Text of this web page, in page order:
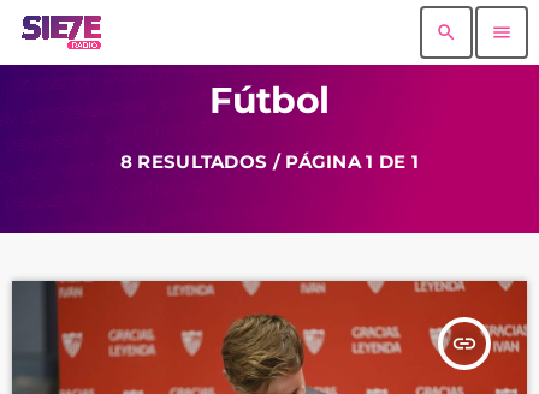
search menu
Fútbol
8 RESULTADOS / PÁGINA 1 DE 1
insert_link